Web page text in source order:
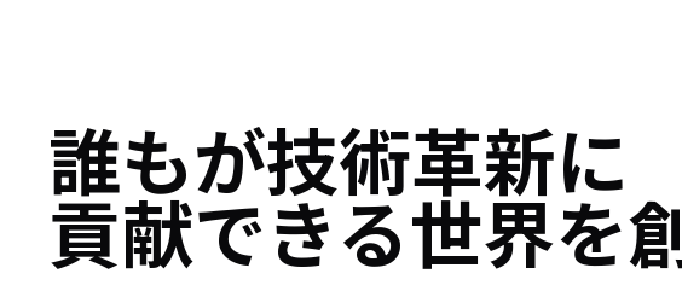
誰もが技術革新に
貢献できる世界を